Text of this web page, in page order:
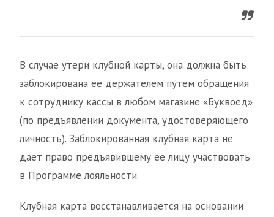
В случае утери клубной карты, она должна быть
заблокирована ее держателем путем обращения
к сотруднику кассы в любом магазине «Буквоед»
(по предъявлении документа, удостоверяющего
личность). Заблокированная клубная карта не
дает право предъявившему ее лицу участвовать
в Программе лояльности.
Клубная карта восстанавливается на основании